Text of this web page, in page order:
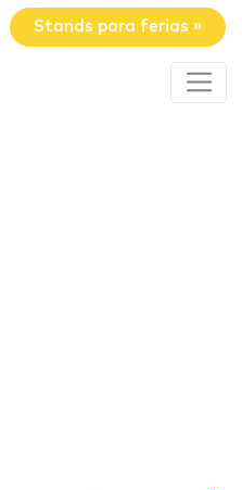
Stands para ferias »